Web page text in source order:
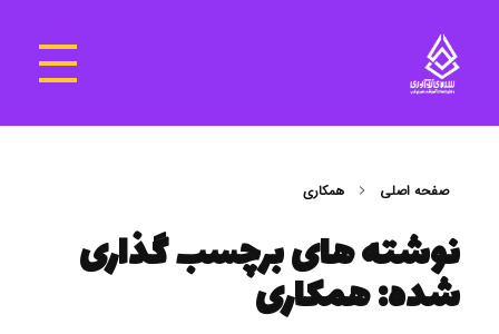
صفحه اصلی همکاری
نوشته های برچسب گذاری
شده: همکاری